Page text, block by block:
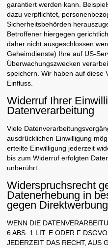
garantiert werden kann.
dazu verpflichtet,
Sicherheitsbehörden
Betroffener hiergegen
daher nicht ausgeschlossen
Geheimdienste) Ihre auf US-
Überwachungszwecken
speichern. Wir haben auf diese
Einfluss.
Widerruf Ihrer
Datenverarbeitung
Viele
ausdrücklichen Einwilligung
erteilte Einwilligung jederzeit
bis zum Widerruf erfolgten
unberührt.
Widerspruchsrecht
Datenerhebung in
gegen
WENN DIE
6 ABS. 1 LIT. E ODER F
JEDERZEIT DAS RECHT, AUS